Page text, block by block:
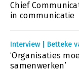
Chief
in communicatie
Interview | Betteke
‘Organisaties
samenwerken’